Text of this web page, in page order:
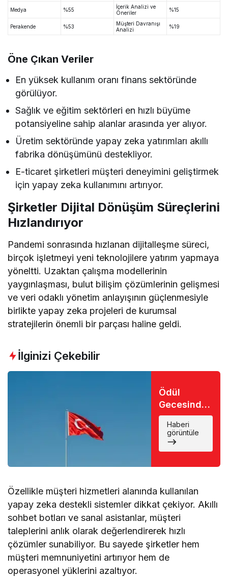
Medya %55
İçerik Analizi ve
Öneriler
%15
Perakende %53
Müşteri Davranışı
Analizi
%19
Öne Çıkan Veriler
En yüksek kullanım oranı finans sektöründe
görülüyor.
Sağlık ve eğitim sektörleri en hızlı büyüme
potansiyeline sahip alanlar arasında yer alıyor.
Üretim sektöründe yapay zeka yatırımları akıllı
fabrika dönüşümünü destekliyor.
E-ticaret şirketleri müşteri deneyimini geliştirmek
için yapay zeka kullanımını artırıyor.
Şirketler Dijital Dönüşüm Süreçlerini
Hızlandırıyor
Pandemi sonrasında hızlanan dijitalleşme süreci,
birçok işletmeyi yeni teknolojilere yatırım yapmaya
yöneltti. Uzaktan çalışma modellerinin
yaygınlaşması, bulut bilişim çözümlerinin gelişmesi
ve veri odaklı yönetim anlayışının güçlenmesiyle
birlikte yapay zeka projeleri de kurumsal
stratejilerin önemli bir parçası haline geldi.
İlginizi Çekebilir
Ödül
Gecesinde
Büyük Şok:
Favori İsim
Eli Boş
Döndü
Haberi
görüntüle
Özellikle müşteri hizmetleri alanında kullanılan
yapay zeka destekli sistemler dikkat çekiyor. Akıllı
sohbet botları ve sanal asistanlar, müşteri
taleplerini anlık olarak değerlendirerek hızlı
çözümler sunabiliyor. Bu sayede şirketler hem
müşteri memnuniyetini artırıyor hem de
operasyonel yüklerini azaltıyor.